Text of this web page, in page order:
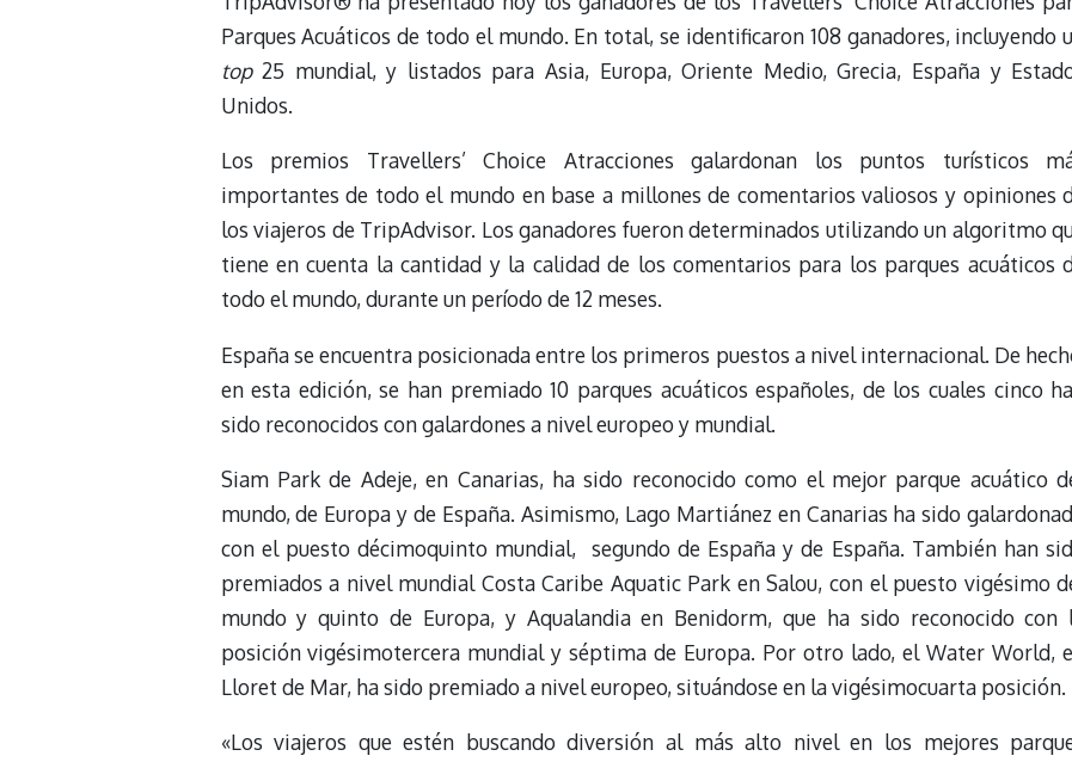
Parques Acuáticos de todo el mundo. En total, se identificaron 108 ganadores, incluyendo
top25 mundial, y listados para Asia, Europa, Oriente Medio, Grecia, España y
Unidos.
Los premios Travellers’ Choice Atracciones galardonan los puntos turísticos
importantes de todo el mundo en base a millones de comentarios valiosos y opiniones
los viajeros de TripAdvisor. Los ganadores fueron determinados utilizando un algoritmo
tiene en cuenta la cantidad y la calidad de los comentarios para los parques acuáticos
todo el mundo, durante un período de 12 meses.
España se encuentra posicionada entre los primeros puestos a nivel internacional. De
en esta edición, se han premiado 10 parques acuáticos españoles, de los cuales cinco
sido reconocidos con galardones a nivel europeo y mundial.
Siam Park de Adeje, en Canarias, ha sido reconocido como el mejor parque acuático
mundo, de Europa y de España. Asimismo, Lago Martiánez en Canarias ha sido
con el puesto décimoquinto mundial, segundo de España y de España. También han
premiados a nivel mundial Costa Caribe Aquatic Park en Salou, con el puesto vigésimo
mundo y quinto de Europa, y Aqualandia en Benidorm, que ha sido reconocido con
posición vigésimotercera mundial y séptima de Europa. Por otro lado, el Water World,
Lloret de Mar, ha sido premiado a nivel europeo, situándose en la vigésimocuarta posición.
«Los viajeros que estén buscando diversión al más alto nivel en los mejores